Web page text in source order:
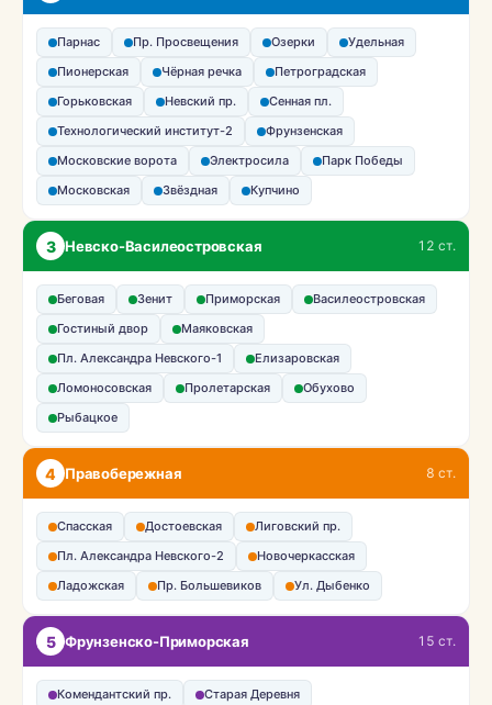
Парнас Пр. Просвещения Озерки
Удельная
Пионерская
Чёрная речка
Петроградская
Горьковская
Невский пр.
Сенная пл.
Технологический институт-2
Фрунзенская
Московские ворота
Электросила
Парк Победы
Московская
Звёздная Купчино
3 Невско-Василеостровская 12 ст.
Беговая Зенит Приморская
Василеостровская
Гостиный двор
Маяковская
Пл. Александра Невского-1
Елизаровская
Ломоносовская
Пролетарская
Обухово
Рыбацкое
4 Правобережная 8 ст.
Спасская Достоевская
Лиговский пр.
Пл. Александра Невского-2
Новочеркасская
Ладожская
Пр. Большевиков Ул. Дыбенко
5 Фрунзенско-Приморская 15 ст.
Комендантский пр. Старая Деревня